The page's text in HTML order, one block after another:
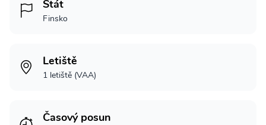
Stát
Finsko
Letiště
1 letiště (VAA)
Časový posun